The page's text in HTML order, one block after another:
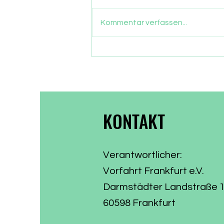
Kommentar verfassen...
KONTAKT
Verantwortlicher:
Vorfahrt Frankfurt e.V.
Darmstädter Landstraße
60598 Frankfurt